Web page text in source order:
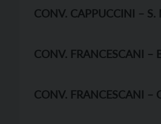
CONV. CAPPUCCINI –
CONV. FRANCESCANI –
CONV. FRANCESCANI –